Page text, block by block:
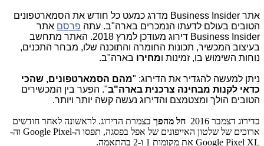
אתר Business Insider מדרג כמעט כל חודש את הסמארטפונים
הטובים בעולם לדעתו הנמכרים בארה"ב. עתה פרסם אתר
Business Insider דירוג מעודכן למרץ 2018. ה
אתר מתחשב
בעיצוב המכשיר, תכונות החומרה והתוכנה שלו, מבחר התכנים,
נוחות השימוש בו, זמינות ומחירו בארה"ב.
ניתן למעשה להגדיר את הדירוג: "מהם הסמארטפונים, שהכי
כדאי לקנות מבחינה צרכנית בארה"ב". הפער בין המכשירים
הטובים הולך ומצטמצם והדירוג נעשה קשה יותר ויותר.
בדירוג דצמבר 2016 חל מהפך בצמרת הדירוג. לראשונה לאחר חודשים
ארוכים של שלטון האייפונים של אפל בפסגה, תפסו ה-Google Pixel וה-
Google Pixel XL את מקומות 1 ו-2 בהתאמה.